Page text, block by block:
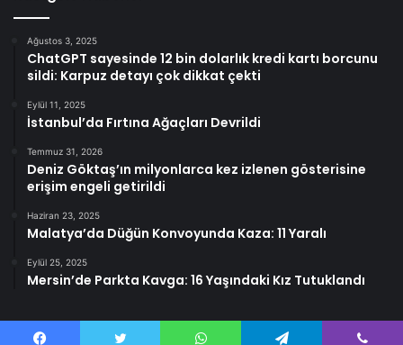
Ağustos 3, 2025
ChatGPT sayesinde 12 bin dolarlık kredi kartı borcunu
sildi: Karpuz detayı çok dikkat çekti
Eylül 11, 2025
İstanbul’da Fırtına Ağaçları Devrildi
Temmuz 31, 2026
Deniz Göktaş’ın milyonlarca kez izlenen gösterisine
erişim engeli getirildi
Haziran 23, 2025
Malatya’da Düğün Konvoyunda Kaza: 11 Yaralı
Eylül 25, 2025
Mersin’de Parkta Kavga: 16 Yaşındaki Kız Tutuklandı